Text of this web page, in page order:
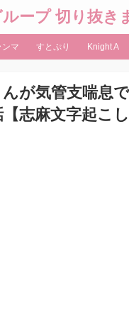
ープ 切り抜き
ンマ すとぷり Knight A
が気管支喘息
志麻文字起こし